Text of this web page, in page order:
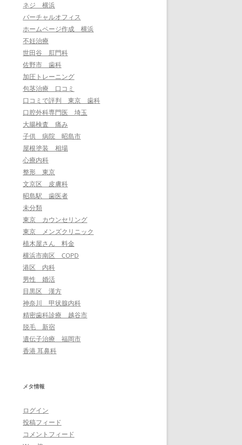
ネジ 横浜
バーチャルオフィス
ホームページ作成 横浜
不妊治療
世田谷 肛門科
佐野市 歯科
加圧トレーニング
包茎治療 口コミ
口コミで評判 東京 歯科
口腔外科専門医 埼玉
大腸検査 痛み
子供 病院 昭島市
屋根塗装 相場
心療内科
整形 東京
文京区 皮膚科
昭島駅 歯医者
未分類
東京 カウンセリング
東京 メンズクリニック
植木屋さん 料金
横浜市南区 COPD
港区 内科
男性 婚活
目黒区 漢方
神奈川 甲状腺内科
精密歯科診療 越谷市
脱毛 新宿
遺伝子治療 福岡市
香港 耳鼻科
メタ情報
ログイン
投稿フィード
コメントフィード